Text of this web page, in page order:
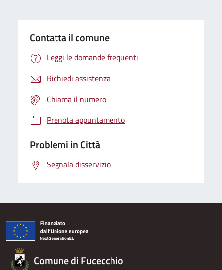
Contatta il comune
Leggi le domande frequenti
Richiedi assistenza
Chiama il numero
Prenota appuntamento
Problemi in Città
Segnala disservizio
Comune di Fucecchio